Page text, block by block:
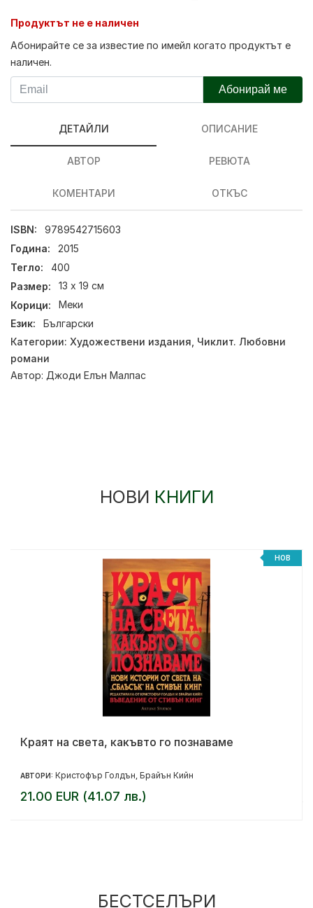
Продуктът не е наличен
Абонирайте се за известие по имейл когато продуктът е
наличен.
Абонирай ме
ДЕТАЙЛИ ОПИСАНИЕ
АВТОР РЕВЮТА
КОМЕНТАРИ ОТКЪС
ISBN:
9789542715603
Година:
2015
Тегло:
400
Размер:
13 x 19 см
Корици:
Меки
Език:
Български
Категории: Художествени издания Чиклит. Любовни
романи
Автор: Джоди Елън Малпас
НОВИ КНИГИ
НОВ
Краят на света, какъвто го познаваме
АВТОРИ: Кристофър Голдън Брайън Кийн
21.00 EUR (41.07 лв.)
БЕСТСЕЛЪРИ